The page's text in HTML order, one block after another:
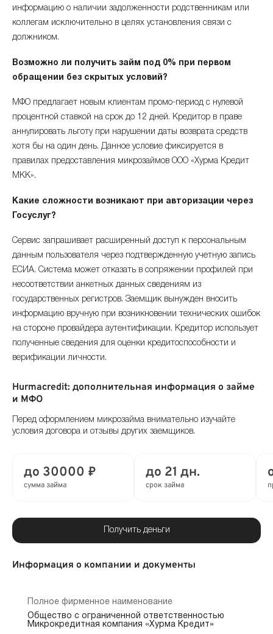
информацию о наличии задолженности родственникам или
коллегам исключительно в целях установления связи с
должником.
Возможно ли получить займ под 0% при первом
обращении без скрытых условий?
МФО предлагает новым клиентам промо-период с нулевой
процентной ставкой на срок до 12 дней. Кредитор в праве
аннулировать льготу при нарушении даты возврата средств
хотя бы на один день. Данное условие фиксируется в
правилах предоставления микрозаймов ООО «Хурма Кредит
МКК».
Какие сложности возникают при авторизации через
Госуслуг?
Сервис запрашивает расширенный доступ к персональным
данным пользователя через подтвержденную учетную запись
ЕСИА. Система может отказать в сопряжении профилей при
несоответствии анкетных данных сведениям из
государственных регистров. Заемщик вынужден вносить
информацию вручную при возникновении технических ошибок
на стороне провайдера аутентификации. Кредитор использует
полученные сведения для оценки кредитоспособности и
верификации личности.
Hurmacredit: дополнительная информация о займе
и МФО
Перед оформлением микрозайма внимательно изучайте
условия договора и отзывы других заемщиков.
до 30000 ₽
сумма займа
до 21 дн.
срок займа
Получить деньги
Информация о компании и документы
Полное фирменное наименование
Общество с ограниченной ответственностью
Микрокредитная компания «Хурма Кредит»